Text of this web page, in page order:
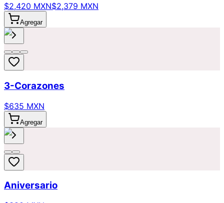
$2,420 MXN$2,379 MXN
Agregar
3-Corazones
$635 MXN
Agregar
Aniversario